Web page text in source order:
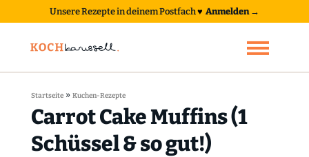
Unsere Rezepte in deinem Postfach♥ Anmelden →
Startseite» Kuchen-Rezepte
Carrot Cake Muffins (1
Schüssel & so gut!)